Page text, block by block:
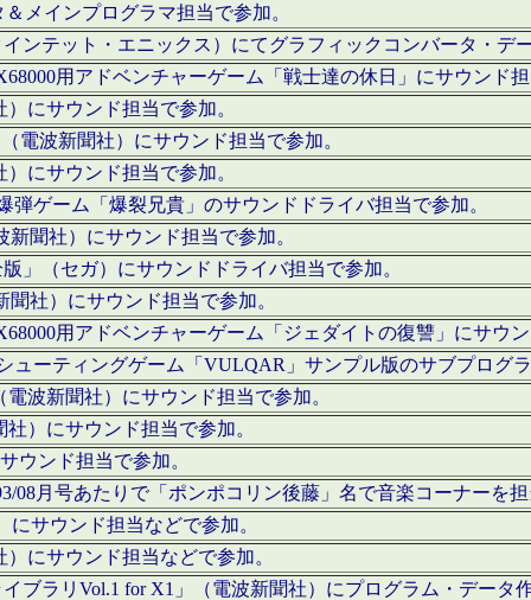
メインプログラマ担当で参加。
ンテット・エニックス）にてグラフィックコンバータ・デ
用アドベンチャーゲーム「戦士達の休日」にサウンド
にサウンド担当で参加。
電波新聞社）にサウンド担当で参加。
にサウンド担当で参加。
弾ゲーム「爆裂兄貴」のサウンドドライバ担当で参加。
聞社）にサウンド担当で参加。
」（セガ）にサウンドドライバ担当で参加。
社）にサウンド担当で参加。
用アドベンチャーゲーム「ジェダイトの復讐」にサウ
ューティングゲーム「VULQAR」サンプル版のサブプログ
波新聞社）にサウンド担当で参加。
）にサウンド担当で参加。
ウンド担当で参加。
08月号あたりで「ポンポコリン後藤」名で音楽コーナーを
サウンド担当などで参加。
にサウンド担当などで参加。
ブラリVol.1 for X1」（電波新聞社）にプログラム・データ